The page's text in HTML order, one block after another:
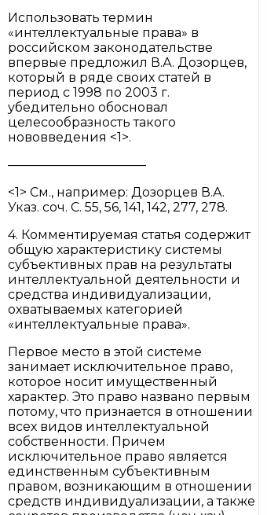
Использовать термин
«интеллектуальные права» в
российском законодательстве
впервые предложил В.А. Дозорцев,
который в ряде своих статей в
период с 1998 по 2003 г.
убедительно обосновал
целесообразность такого
нововведения <1>.
———————————
<1> См., например: Дозорцев В.А.
Указ. соч. С. 55, 56, 141, 142, 277, 278.
4. Комментируемая статья содержит
общую характеристику системы
субъективных прав на результаты
интеллектуальной деятельности и
средства индивидуализации,
охватываемых категорией
«интеллектуальные права».
Первое место в этой системе
занимает исключительное право,
которое носит имущественный
характер. Это право названо первым
потому, что признается в отношении
всех видов интеллектуальной
собственности. Причем
исключительное право является
единственным субъективным
правом, возникающим в отношении
средств индивидуализации, а также